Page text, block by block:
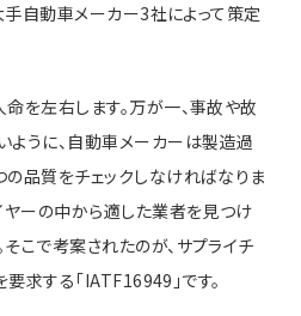
手自動車メーカー3社によって策定
を左右します。万が一、事故や故
ように、自動車メーカーは製造過
品質をチェックしなければなりま
ヤーの中から適した業者を見つけ
こで考案されたのが、サプライチ
求する「IATF16949」です。